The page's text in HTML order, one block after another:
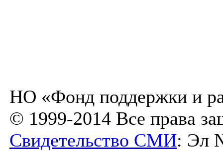
НО «Фонд поддержки и
© 1999-2014 Все права
Свидетельство СМИ: Эл